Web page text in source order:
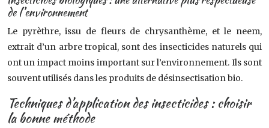
de l’environnement
Le pyrèthre, issu de fleurs de chrysanthème, et le neem,
extrait d’un arbre tropical, sont des insecticides naturels qui
ont un impact moins important sur l’environnement. Ils sont
souvent utilisés dans les produits de désinsectisation bio.
Techniques d’application des insecticides : choisir
la bonne méthode